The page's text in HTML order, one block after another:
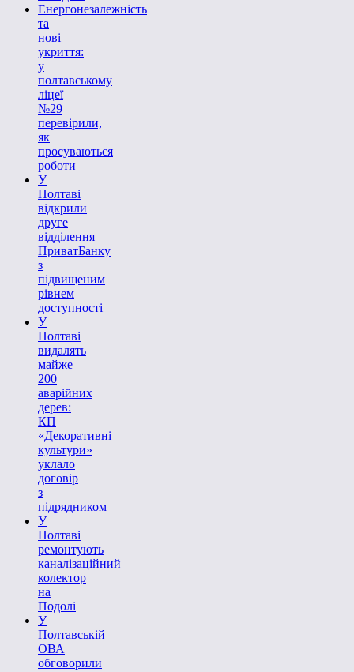
Енергонезалежність
та
нові
укриття:
у
полтавському
ліцеї
№29
перевірили,
як
просуваються
роботи
У
Полтаві
відкрили
друге
відділення
ПриватБанку
з
підвищеним
рівнем
доступності
У
Полтаві
видалять
майже
200
аварійних
дерев:
КП
«Декоративні
культури»
уклало
договір
з
підрядником
У
Полтаві
ремонтують
каналізаційний
колектор
на
Подолі
У
Полтавській
ОВА
обговорили